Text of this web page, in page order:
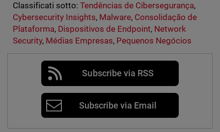
Classificati sotto: Tendências de Cibersegurança,
Cybersecurity Insights, Malware, Consolidação de
Plataforma, Dispositivos de Endpoint, Network
Security, Médias Empresas, Pequenos Negócios
Subscribe via RSS
Subscribe via Email